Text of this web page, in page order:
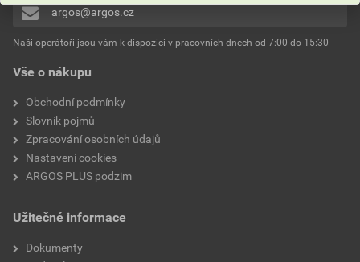
Vše o nákupu
Obchodní podmínky
Slovník pojmů
Zpracování osobních údajů
Nastavení cookies
ARGOS PLUS podzim
Užitečné informace
Dokumenty
argos@argos.cz
Naši operátoři jsou vám k dispozici v pracovních dnech od 7:00 do 15:30